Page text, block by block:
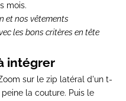
mois.
et nos vêtements
les bons critères en tête
intégrer
sur le zip latéral d'un t-
la couture. Puis le